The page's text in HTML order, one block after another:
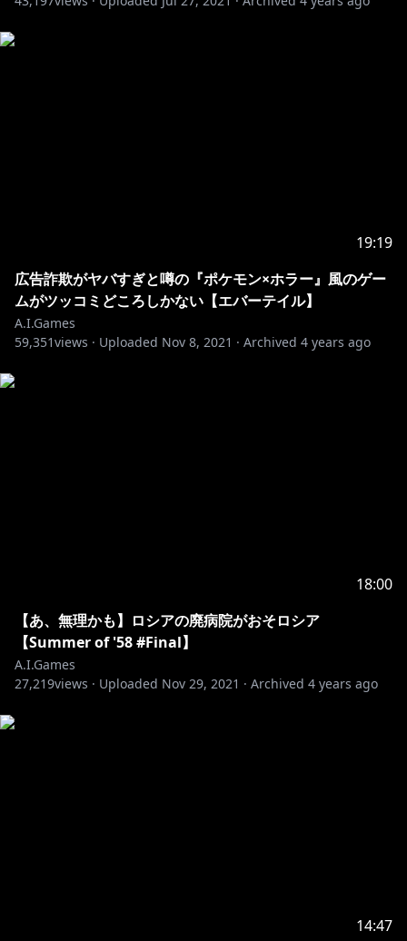
19:19
広告詐欺がヤバすぎと噂の『ポケモン×ホラー』風のゲー
ムがツッコミどころしかない【エバーテイル】
A.I.Games
59,351views · Uploaded Nov 8, 2021 · Archived 4 years ago
18:00
【あ、無理かも】ロシアの廃病院がおそロシア
【Summer of '58 #Final】
A.I.Games
27,219views · Uploaded Nov 29, 2021 · Archived 4 years ago
14:47